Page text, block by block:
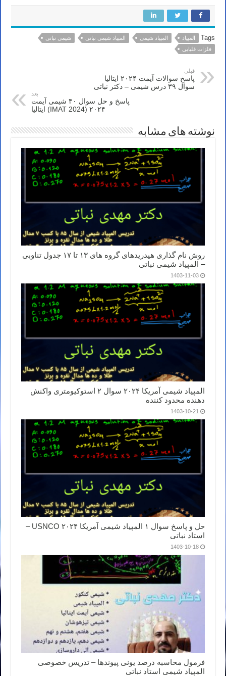
Tags المپیاد المپیاد شیمی المپیاد شیمی نباتی
شیمی نباتی
فلزات قلیایی
قبلی
پاسخ سوالات آیمت ۲۰۲۴ ایتالیا
سوال ۳۹ درس شیمی – دکتر نباتی
بعد
پاسخ و حل سوال ۴۰ شیمی آیمت
۲۰۲۴ (IMAT 2024) ایتالیا
نوشته های مشابه
روش نام گذاری هیدریدهای گروه های ۱۳ تا ۱۷ جدول تناوبی
– المپیاد شیمی نباتی
1403-11-03
المپیاد شیمی آمریکا ۲۰۲۴ سوال ۲ استوکیومتری واکنش
دهنده محدود کننده
1403-10-21
حل و پاسخ سوال ۱ المپیاد شیمی آمریکا ۲۰۲۴ USNCO –
استاد نباتی
1403-10-18
فرمول محاسبه درصد یونی پیوندها – تدریس خصوصی
المپیاد شیمی استاد نباتی